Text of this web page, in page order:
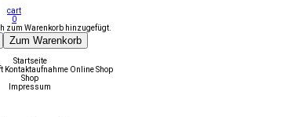
cart
0
zum Warenkorb hinzugefügt.
Zum Warenkorb
Startseite
Kontaktaufnahme Online Shop
Shop
Impressum